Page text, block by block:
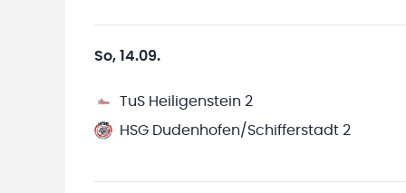
So, 14.09.
TuS Heiligenstein 2
HSG Dudenhofen/Schifferstadt 2